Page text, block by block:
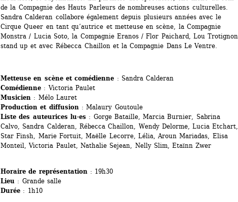
de la Compagnie des Hauts Parleurs de nombreuses actions culturelles.
Sandra Calderan collabore également depuis plusieurs années avec le
Cirque Queer en tant qu’autrice et metteuse en scène, la Compagnie
Monstra / Lucia Soto, la Compagnie Eranos / Flor Paichard, Lou Trotignon
stand up et avec Rébecca Chaillon et la Compagnie Dans Le Ventre.
Metteuse en scène et comédienne : Sandra Calderan
Comédienne : Victoria Paulet
Musicien : Mélo Lauret
Production et diffusion : Malaury Goutoule
Liste des auteurices lu·es : Gorge Bataille, Marcia Burnier, Sabrina
Calvo, Sandra Calderan, Rébecca Chaillon, Wendy Delorme, Lucia Etchart,
Star Finsh, Marie Fortuit, Maëlle Lecorre, Lélia, Aroun Mariadas, Elisa
Monteil, Victoria Paulet, Nathalie Sejean, Nelly Slim, Etaïnn Zwer
Horaire de représentation : 19h30
Lieu : Grande salle
Durée : 1h10